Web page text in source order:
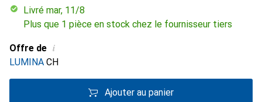
Livré mar, 11/8
Plus que 1 pièce en stock chez le fournisseur tiers
Offre de i
LUMINA CH
Ajouter au panier